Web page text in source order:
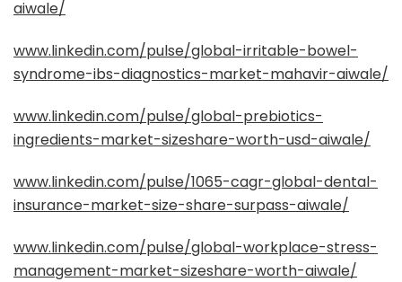
aiwale/
www.linkedin.com/pulse/global-irritable-bowel-
syndrome-ibs-diagnostics-market-mahavir-aiwale/
www.linkedin.com/pulse/global-prebiotics-
ingredients-market-sizeshare-worth-usd-aiwale/
www.linkedin.com/pulse/1065-cagr-global-dental-
insurance-market-size-share-surpass-aiwale/
www.linkedin.com/pulse/global-workplace-stress-
management-market-sizeshare-worth-aiwale/